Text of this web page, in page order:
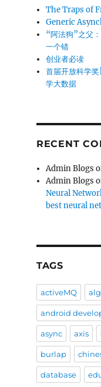
The Traps of
Generic
“阿法狗”之父
一个错
创业者必读
首届开放科学
学大数据
RECENT
Admin Blogs
Admin Blogs
Neural
best neural
TAGS
activeMQ
android
async axis
burlap
database